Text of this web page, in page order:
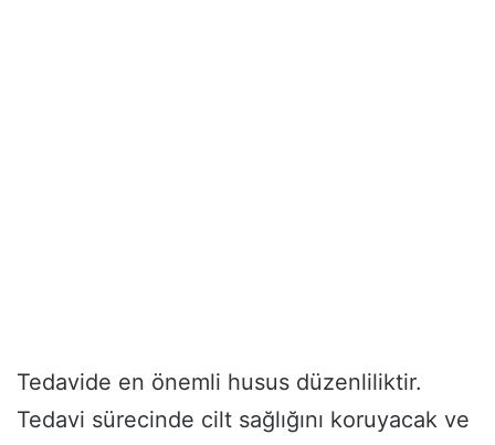
Tedavide en önemli husus düzenliliktir.
Tedavi sürecinde cilt sağlığını koruyacak ve